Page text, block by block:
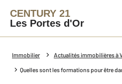
CENTURY 21
Les Portes d'Or
Immobilier Actualités immobilières à
Quelles sont les formations pour être